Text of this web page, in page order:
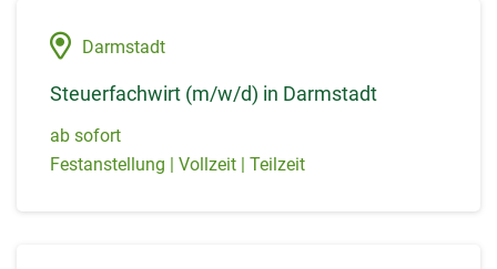
Darmstadt
Steuerfachwirt (m/w/d) in Darmstadt
ab sofort
Festanstellung | Vollzeit | Teilzeit